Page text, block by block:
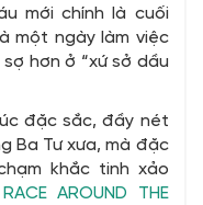
mới chính là cuối
một ngày làm việc
hơn ở “xứ sở dầu
đặc sắc, đầy nét
Ba Tư xưa, mà đặc
khắc tinh xảo
RACE AROUND THE